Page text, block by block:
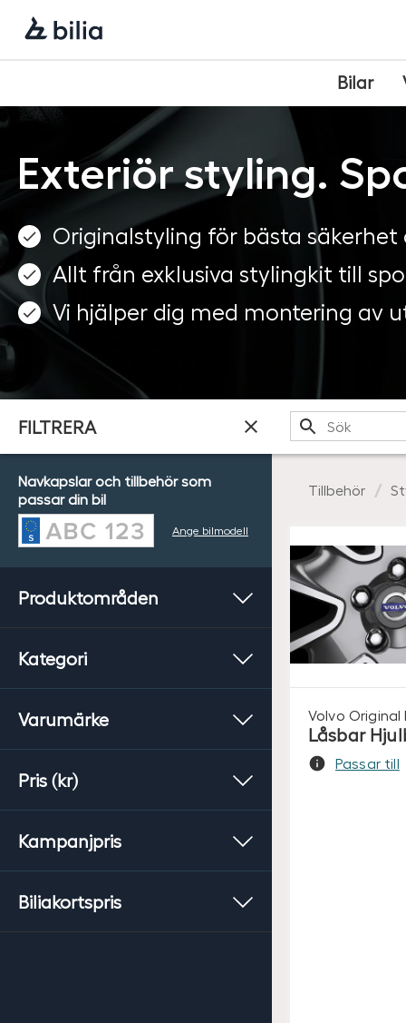
Navigering
Hoppa
Hoppa
Hoppa
Bilar
Exteriör styling.
Originalstyling för bästa
Allt från exklusiva stylingkit till
Vi hjälper dig med montering av
FILTRERA Sök
Navkapslar och tillbehör som
passar din bil
Ange bilmodell
Produktområden
Kategori
Varumärke
Pris (kr)
Kampanjpris
Biliakortspris
Tillbehör
Volvo Original
Låsbar
Passar till